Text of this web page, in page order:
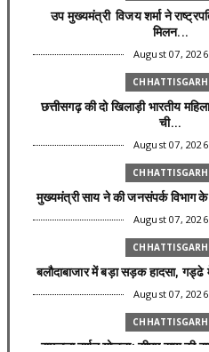
उप मुख्यमंत्री विजय शर्मा ने
मिलन...
August 07, 2026
CHHATTISGARH
छत्तीसगढ़ की दो खिलाड़ी भारतीय
ची...
August 07, 2026
CHHATTISGARH
मुख्यमंत्री साय ने की जनसंपर्क विभाग
August 07, 2026
CHHATTISGARH
बलौदाबाजार में बड़ा सड़क हादसा,
August 07, 2026
CHHATTISGARH
रामलला दर्शन योजना: सीएम साय की